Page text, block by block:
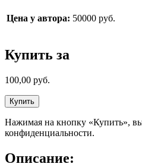
Цена у автора: 50000 руб.
Купить за
100,00 руб.
Купить
Нажимая на кнопку «Купить»,
конфиденциальности.
Описание: